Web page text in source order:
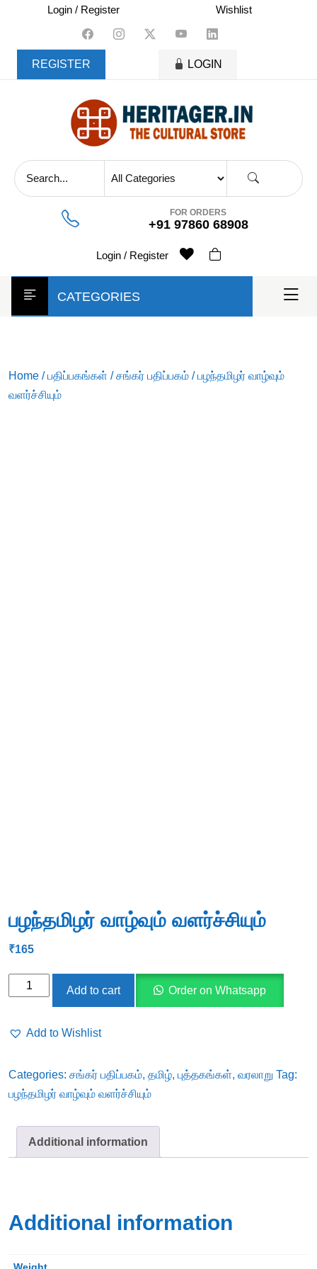
content
Login / Register Wishlist
REGISTER LOGIN
FOR ORDERS
+91 97860 68908
Login / Register
CATEGORIES
Home /பதிப்பகங்கள் /சங்கர் பதிப்பகம் / பழந்தமிழர் வாழ்வும்
வளர்ச்சியும்
பழந்தமிழர் வாழ்வும் வளர்ச்சியும்
₹165
பழந்தமிழர்
quantity
Add to cart Order on Whatsapp
Add to Wishlist
Categories: சங்கர் பதிப்பகம், தமிழ், புத்தகங்கள், வரலாறு Tag:
பழந்தமிழர் வாழ்வும் வளர்ச்சியும்
Additional information
Additional information
Weight